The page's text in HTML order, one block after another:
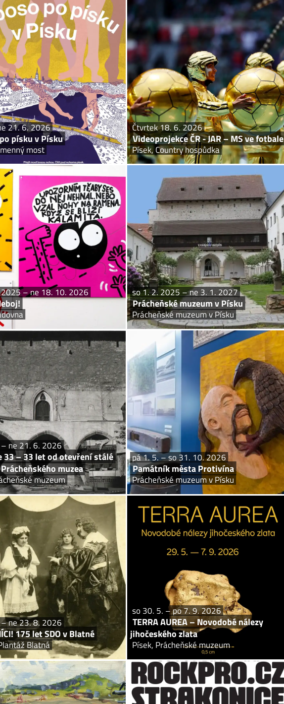
21. 6. 2026
písku v Písku
most
čt 18. – ne 21. 6. 2026
Naboso po písku v Písku
Písek, Kamenný most
písku v Písku. Historický most nad Otavou
v unikátní promenádu Sundat si boty
po Kamenném mostě jako po pláži. Starý
v Písku se od 18. června do 21. června...
Čtvrtek 18. 6. 2026
Videoprojekce ČR - JAR – MS ve fotbale
Písek, Country hospůdka
Čtvrtek 18. 6. 2026
Videoprojekce ČR - JAR – MS ve fotbale
Písek, Country hospůdka
Videoprojce MS ve fotbale. Další přenosy dle zájmu.
– ne 18. 10. 2026
po 27. 1. 2025 – ne 18. 10. 2026
Neboj! Neboj!
Písek, Sladovna
Zážitková výstava o strachu a o tom, proč
nebát. Strach je náš pradávný společník!
s ním a potkáváme ho celý život. Je jednou
lidských emocí, stejně tak jako...
so 1. 2. 2025 – ne 3. 1. 2027
Prácheňské muzeum v Písku
Prácheňské muzeum v Písku
so 1. 2. 2025 – ne 3. 1. 2027
Prácheňské muzeum v Písku
Prácheňské muzeum v Písku
Expozice Prácheňského muzea v Písku – to je uvnitř
píseckého hradu ukrytá historie, umění, architektura,
příroda, živé ryby, geologie, archeologie...
ne 21. 6. 2026
33 – 33 let od otevření stálé
muzea
muzeum
pá 24. 4. – ne 21. 6. 2026
33 – 33 let od otevření stálé
expozice Prácheňského muzea
Písek, Prácheňské muzeum
letech: rekonstrukce muzea, vznik nové
expozice a úspěšné výstavní projekty.
pá 1. 5. – so 31. 10. 2026
Památník města Protivína
Prácheňské muzeum v Písku
pá 1. 5. – so 31. 10. 2026
Památník města Protivína
Prácheňské muzeum v Písku
Otevírací doba: květen – říjen. Pondělí zavřeno. Úterý
– neděle 9-12, 13-16 hod
ne 23. 8. 2026
175 let SDO v Blatné
Blatná
pá 22. 5. – ne 23. 8. 2026
175 let SDO v Blatné
Kulturní Plantáž Blatná
roce uplyne 175 let od chvíle, kdy byl
létě roku 1851 založen Spolek divadelních
v Blatné. U jeho zrodu stál učitel Josef
který se do Blatné přistěhoval z...
so 30. 5. – po 7. 9. 2026
TERRA AUREA – Novodobé nálezy
jihočeského zlata
Písek, Prácheňské muzeum
so 30. 5. – po 7. 9. 2026
TERRA AUREA – Novodobé nálezy
jihočeského zlata
Písek, Prácheňské muzeum
Odhalujeme akvizici největšího zdokumentovaného
o celkové hmotnosti 237 g vévodí unikátní nuget...
pá 19. 6. – ne 30. 8. 2026
Orlík a Stehlík
Písek, Prácheňské muzeum
Pátek 19. 6. 2026
Škwor
Strakonice Letní kino